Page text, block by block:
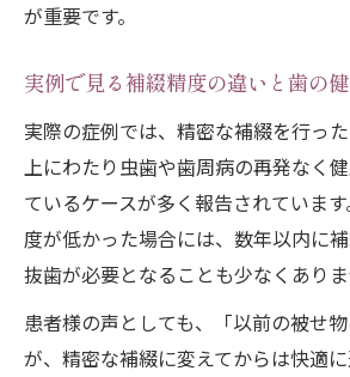
が重要です。
実例で見る補綴精度の違いと歯の
実際の症例では、精密な補綴を行っ
上にわたり虫歯や歯周病の再発なく
ているケースが多く報告されていま
度が低かった場合には、数年以内に
抜歯が必要となることも少なくありま
患者様の声としても、「以前の被せ
が、精密な補綴に変えてからは快適